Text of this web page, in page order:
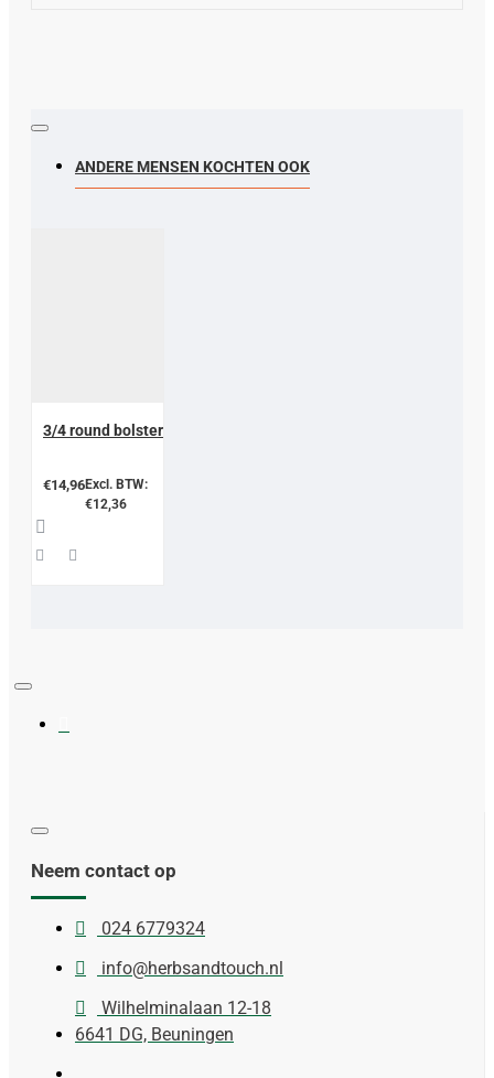
ANDERE MENSEN KOCHTEN OOK
3/4 round bolster
€14,96Excl. BTW:
€12,36
Neem contact op
024 6779324
info@herbsandtouch.nl
Wilhelminalaan 12-18
6641 DG, Beuningen